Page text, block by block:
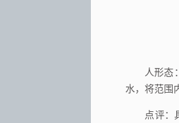
人形态：
水，将范围
点评：具